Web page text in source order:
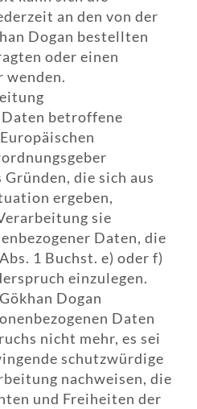
an den von der
Dogan bestellten
oder einen
betroffene
die sich aus
ergeben,
sie
Daten, die
1 Buchst. e) oder f)
einzulegen.
Dogan
Daten
nicht mehr, es sei
schutzwürdige
nachweisen, die
und Freiheiten der